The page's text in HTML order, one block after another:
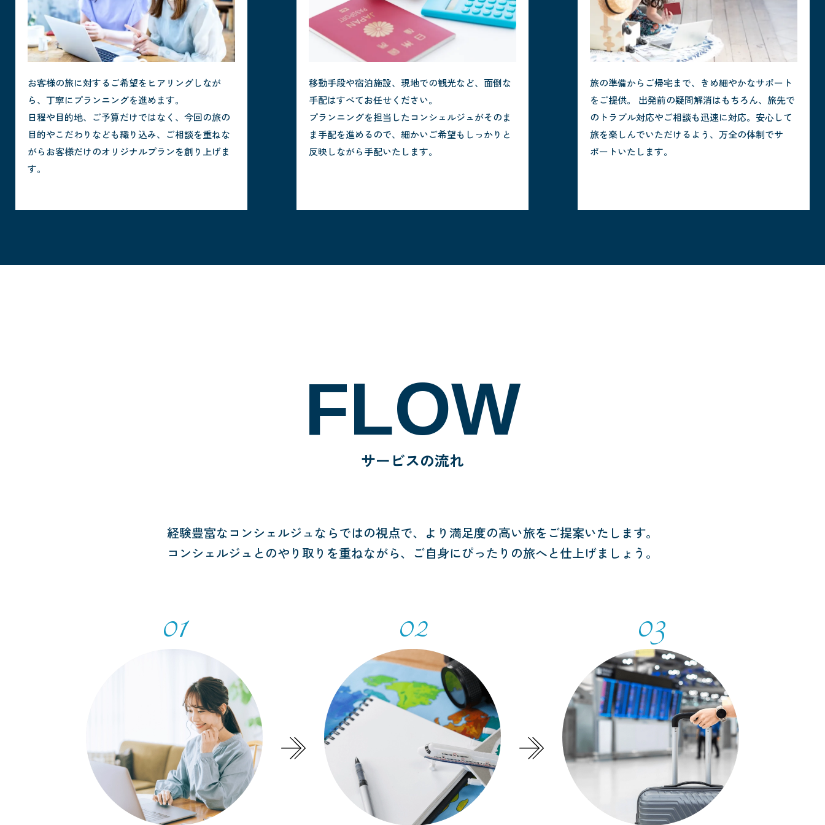
お客様の旅に対するご希望をヒアリングしなが
ら、丁寧にプランニングを進めます。
日程や目的地、ご予算だけではなく、今回の旅の
目的やこだわりなども織り込み、ご相談を重ねな
がらお客様だけのオリジナルプランを創り上げま
す。
移動手段や宿泊施設、現地での観光など、面倒な
手配はすべてお任せください。
プランニングを担当したコンシェルジュがそのま
ま手配を進めるので、細かいご希望もしっかりと
反映しながら手配いたします。
旅の準備からご帰宅まで、きめ細やかなサポート
をご提供。 出発前の疑問解消はもちろん、旅先で
のトラブル対応やご相談も迅速に対応。安心して
旅を楽しんでいただけるよう、万全の体制でサ
ポートいたします。
FLOW
サービスの流れ
経験豊富なコンシェルジュならではの視点で、 より満足度の高い旅をご提案いたします。
コンシェルジュとのやり取りを重ねながら、 ご自身にぴったりの旅へと仕上げましょう。
01 02 03